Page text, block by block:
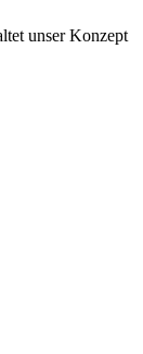
unser Kon­zept